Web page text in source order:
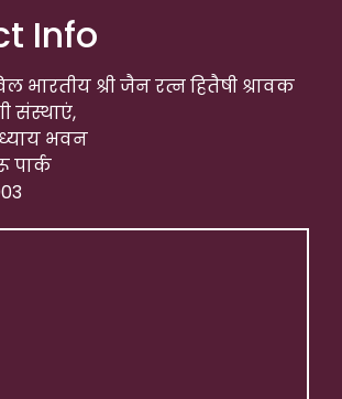
Info
भारतीय श्री जैन रत्न हितैषी श्रावक
संस्थाएं,
भवन
पार्क